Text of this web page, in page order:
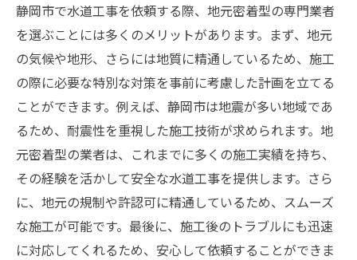
地域での評判が高い業者の特徴
専門家が推奨する業者選びのコツ
静岡市での成功事例から学ぶポイント
適正価格で高品質を実現する業者とは
静岡市の地域特性に応じた水道工事の技術と安
全対策
静岡市の地形に応じた施工方法
地震対策を考慮した配管技術
降雨量を考慮した排水システムの構築
静岡市で水道工事を依頼する際、地元密着型の専門業者
を選ぶことには多くのメリットがあります。まず、地元
の気候や地形、さらには地質に精通しているため、施工
の際に必要な特別な対策を事前に考慮した計画を立てる
ことができます。例えば、静岡市は地震が多い地域であ
るため、耐震性を重視した施工技術が求められます。地
元密着型の業者は、これまでに多くの施工実績を持ち、
その経験を活かして安全な水道工事を提供します。さら
に、地元の規制や許認可に精通しているため、スムーズ
な施工が可能です。最後に、施工後のトラブルにも迅速
に対応してくれるため、安心して依頼することができま